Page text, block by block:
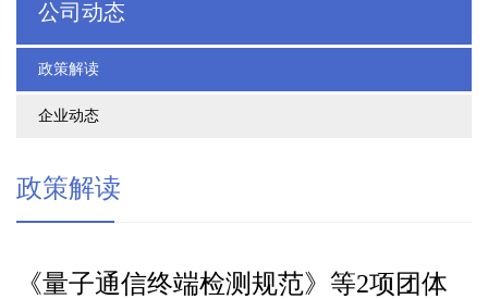
公司动态
政策解读
企业动态
政策解读
《量子通信终端检测规范》等2项团体